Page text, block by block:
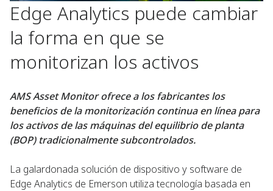
Edge Analytics puede cambiar
la forma en que se
monitorizan los activos
AMS Asset Monitor ofrece a los fabricantes los
beneficios de la monitorización continua en línea para
los activos de las máquinas del equilibrio de planta
(BOP) tradicionalmente subcontrolados.
La galardonada solución de dispositivo y software de
Edge Analytics de Emerson utiliza tecnología basada en